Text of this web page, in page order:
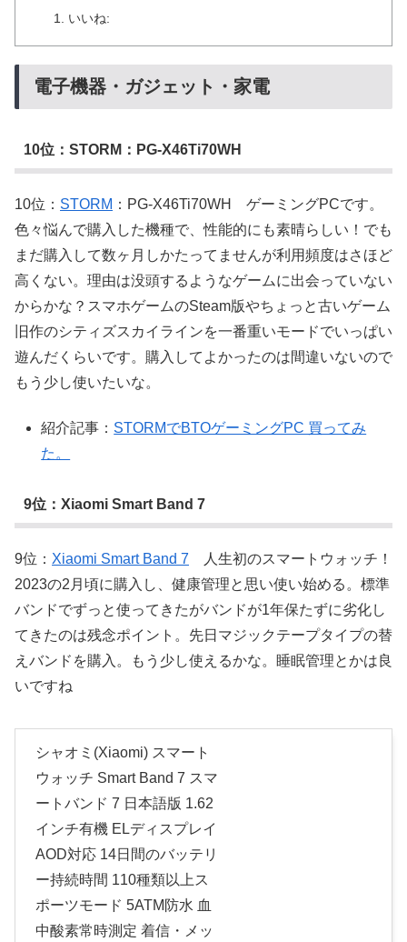
いいね:
電子機器・ガジェット・家電
10位：STORM：PG-X46Ti70WH
10位： STORM ：PG-X46Ti70WH ゲーミングPCです。
色々悩んで購入した機種で、性能的にも素晴らしい！でも
まだ購入して数ヶ月しかたってませんが利用頻度はさほど
高くない。理由は没頭するようなゲームに出会っていない
からかな？スマホゲームのSteam版やちょっと古いゲーム
旧作のシティズスカイラインを一番重いモードでいっぱい
遊んだくらいです。購入してよかったのは間違いないので
もう少し使いたいな。
紹介記事： STORMでBTOゲーミングPC 買ってみ
た。
9位：Xiaomi Smart Band 7
9位： Xiaomi Smart Band 7 人生初のスマートウォッチ！
2023の2月頃に購入し、健康管理と思い使い始める。標準
バンドでずっと使ってきたがバンドが1年保たずに劣化し
てきたのは残念ポイント。先日マジックテープタイプの替
えバンドを購入。もう少し使えるかな。睡眠管理とかは良
いですね
シャオミ(Xiaomi) スマート
ウォッチ Smart Band 7 スマ
ートバンド 7 日本語版 1.62
インチ有機 ELディスプレイ
AOD対応 14日間のバッテリ
ー持続時間 110種類以上ス
ポーツモード 5ATM防水 血
中酸素常時測定 着信・メッ